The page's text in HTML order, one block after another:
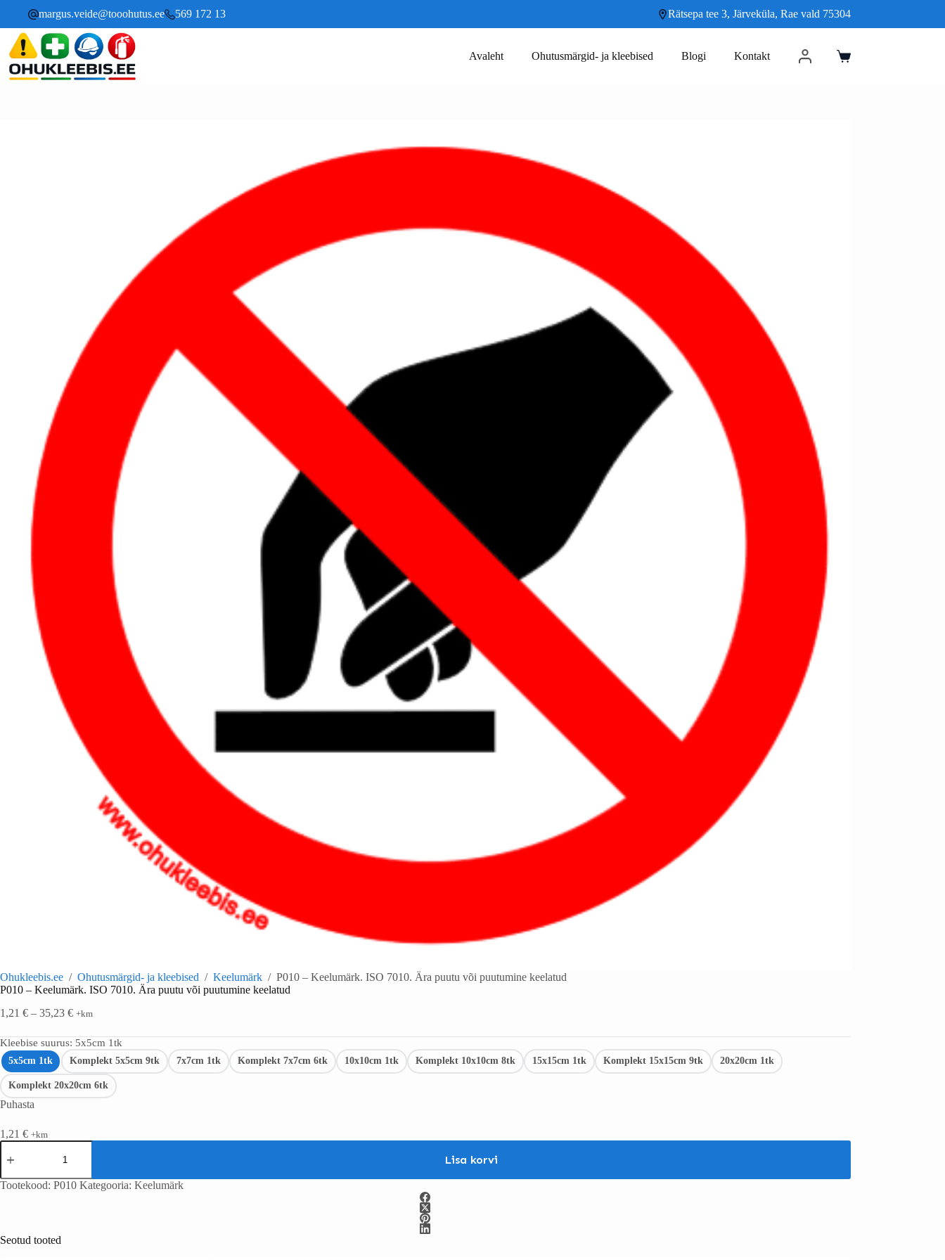
margus.veide@tooohutus.ee 569 172 13 Rätsepa tee 3, Järveküla, Rae vald 75304
Avaleht Ohutusmärgid- ja kleebised Blogi Kontakt
Ohukleebis.ee / Ohutusmärgid- ja kleebised / Keelumärk / P010 – Keelumärk. ISO 7010. Ära puutu või puutumine keelatud
P010 – Keelumärk. ISO 7010. Ära puutu või puutumine keelatud
1,21 € – 35,23 € +km
Kleebise suurus: 5x5cm 1tk
5x5cm 1tk Komplekt 5x5cm 9tk 7x7cm 1tk Komplekt 7x7cm 6tk 10x10cm 1tk Komplekt 10x10cm 8tk 15x15cm 1tk Komplekt 15x15cm 9tk 20x20cm 1tk
Komplekt 20x20cm 6tk
Puhasta
1,21 € +km
Lisa korvi
Tootekood: P010 Kategooria: Keelumärk
Seotud tooted